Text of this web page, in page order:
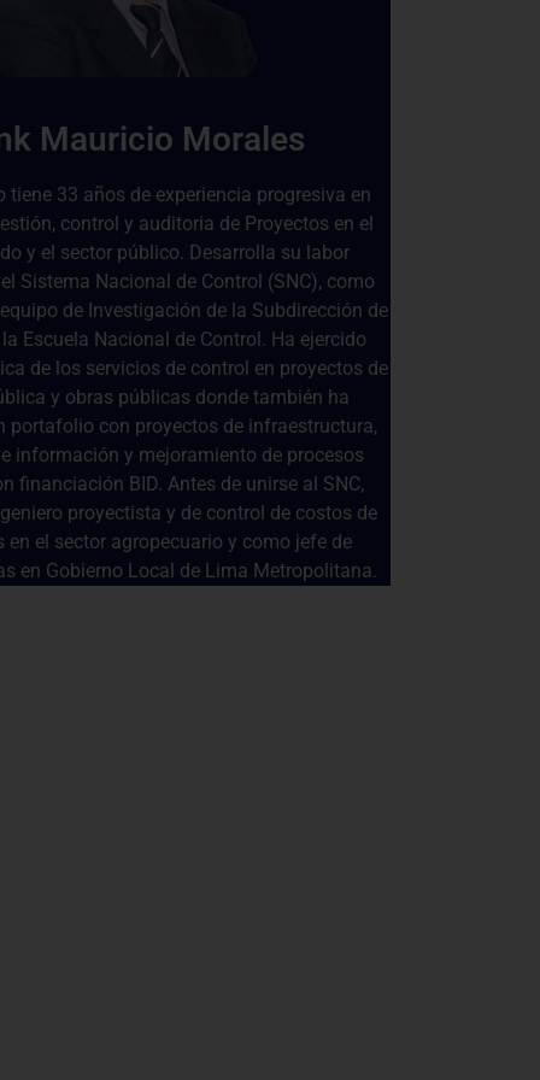
Mauricio Morales
tiene 33 años de experiencia progresiva en
control y auditoria de Proyectos en el
y el sector público. Desarrolla su labor
Sistema Nacional de Control (SNC), como
de Investigación de la Subdirección de
Escuela Nacional de Control. Ha ejercido
de los servicios de control en proyectos de
y obras públicas donde también ha
portafolio con proyectos de infraestructura,
información y mejoramiento de procesos
financiación BID. Antes de unirse al SNC,
proyectista y de control de costos de
en el sector agropecuario y como jefe de
en Gobierno Local de Lima Metropolitana.